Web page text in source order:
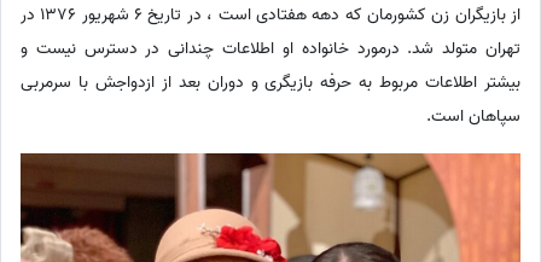
از بازیگران زن کشورمان که دهه هفتادی است ، در تاریخ 6 شهریور 1376 در
تهران متولد شد. درمورد خانواده او اطلاعات چندانی در دسترس نیست و
بیشتر اطلاعات مربوط به حرفه بازیگری و دوران بعد از ازدواجش با سرمربی
سپاهان است.